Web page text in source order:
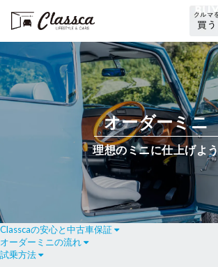
オーダーミニ
理想のミニに仕上げよう
Classcaの安心と中古車保証
オーダーミニの流れ
試乗方法